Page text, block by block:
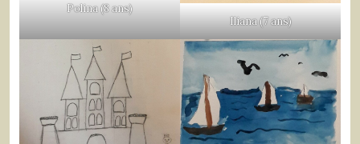
Polina (8 ans)
Iliana (7 ans)